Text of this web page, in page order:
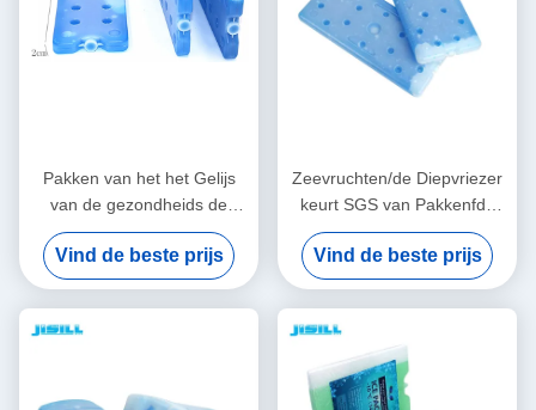
Pakken van het het Gelijs
van de gezondheids de
Grote Dunne Opnieuw te
gebruiken Diepvriezer voor
Koelerszeevruchten
Transportion
Vind de beste prijs
Zeevruchten/de Diepvriezer
keurt SGS van Pakkenfda
van Chocolade Eutectische
Koude Platen Grote goed
Vind de beste prijs